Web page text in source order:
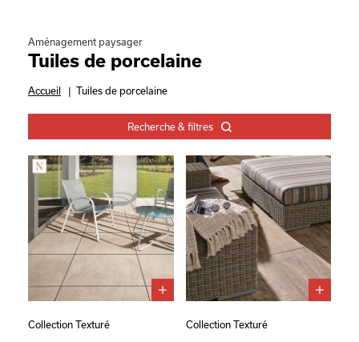
Aménagement paysager
Tuiles de porcelaine
Accueil | Tuiles de porcelaine
Recherche & filtres
Collection Texturé Collection Texturé